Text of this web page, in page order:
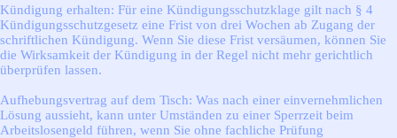
Kündigung erhalten: Für eine Kündigungsschutzklage gilt nach § 4
Kündigungsschutzgesetz eine Frist von drei Wochen ab Zugang der
schriftlichen Kündigung. Wenn Sie diese Frist versäumen, können Sie
die Wirksamkeit der Kündigung in der Regel nicht mehr gerichtlich
überprüfen lassen.
Aufhebungsvertrag auf dem Tisch: Was nach einer einvernehmlichen
Lösung aussieht, kann unter Umständen zu einer Sperrzeit beim
Arbeitslosengeld führen, wenn Sie ohne fachliche Prüfung